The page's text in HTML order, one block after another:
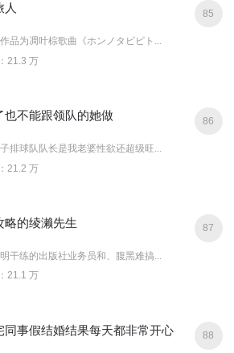
人
品为凋叶棕歌曲《ホンノタビビト...
21.3 万
85
也不能跟领队的她做
排球队队长是我老婆性欲还超级旺...
21.2 万
86
略的绫濑先生
干练的出版社业务员和、腹黑难搞...
21.1 万
87
同事假结婚结果每天都非常开心 88